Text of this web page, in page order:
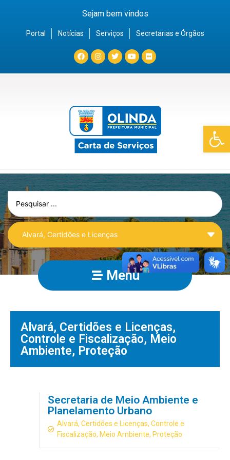
Barra de
Sejam bem vindos
Portal Notícias Serviços Secretarias e Órgãos
Menu
Alvará, Certidões e Licenças,
Controle e Fiscalização, Meio
Ambiente, Proteção
Secretaria de Meio Ambiente e
Planelamento Urbano
Alvará, Certidões e Licenças,Controle e
Fiscalização, Meio Ambiente, Proteção